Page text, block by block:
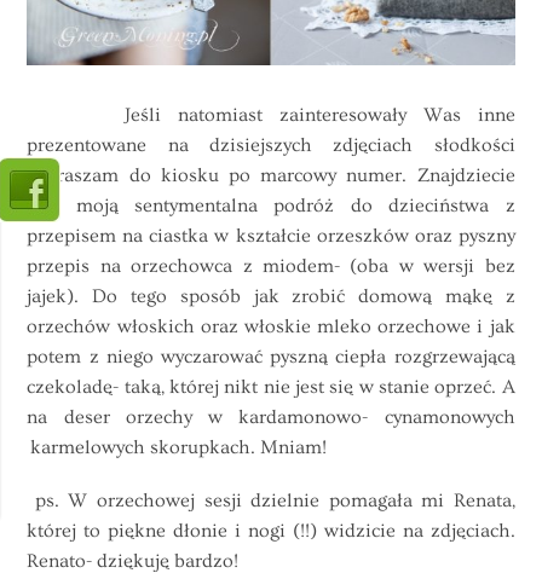
Jeśli natomiast zainteresowały Was inne
prezentowane na dzisiejszych zdjęciach słodkości
zapraszam do kiosku po marcowy numer. Znajdziecie
tam moją sentymentalna podróż do dzieciństwa z
przepisem na ciastka w kształcie orzeszków oraz pyszny
przepis na orzechowca z miodem- (oba w wersji bez
jajek). Do tego sposób jak zrobić domową mąkę z
orzechów włoskich oraz włoskie mleko orzechowe i jak
potem z niego wyczarować pyszną ciepła rozgrzewającą
czekoladę- taką, której nikt nie jest się w stanie oprzeć. A
na deser orzechy w kardamonowo- cynamonowych
karmelowych skorupkach. Mniam!
ps. W orzechowej sesji dzielnie pomagała mi Renata,
której to piękne dłonie i nogi (!!) widzicie na zdjęciach.
Renato- dziękuję bardzo!